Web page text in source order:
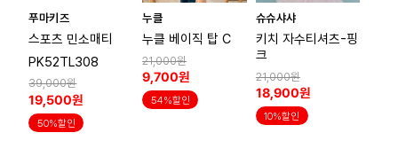
푸마키즈
스포츠 민소매티
PK52TL308
39,000원
19,500원
50%할인
누클
누클 베이직 탑 C
21,000원
9,700원
54%할인
슈슈샤샤
키치 자수티셔츠-핑
크
21,000원
18,900원
10%할인